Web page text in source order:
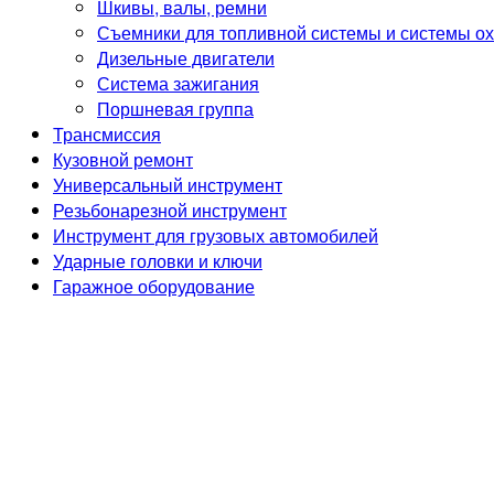
Шкивы, валы, ремни
Съемники для топливной системы и системы
Дизельные двигатели
Система зажигания
Поршневая группа
Трансмиссия
Кузовной ремонт
Универсальный инструмент
Резьбонарезной инструмент
Инструмент для грузовых автомобилей
Ударные головки и ключи
Гаражное оборудование